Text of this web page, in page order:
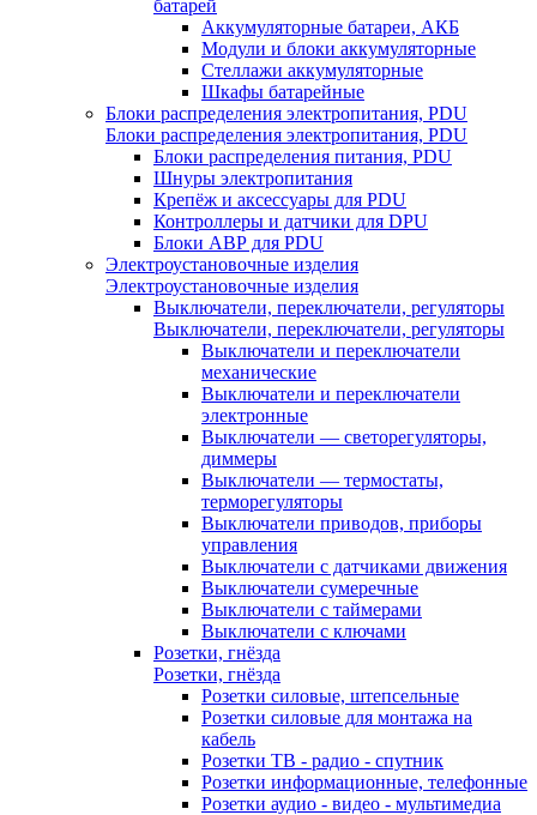
батарей
Аккумуляторные батареи, АКБ
Модули и блоки аккумуляторные
Стеллажи аккумуляторные
Шкафы батарейные
Блоки распределения электропитания, PDU
Блоки распределения электропитания, PDU
Блоки распределения питания, PDU
Шнуры электропитания
Крепёж и аксессуары для PDU
Контроллеры и датчики для DPU
Блоки АВР для PDU
Электроустановочные изделия
Электроустановочные изделия
Выключатели, переключатели, регуляторы
Выключатели, переключатели, регуляторы
Выключатели и переключатели
механические
Выключатели и переключатели
электронные
Выключатели — светорегуляторы,
диммеры
Выключатели — термостаты,
терморегуляторы
Выключатели приводов, приборы
управления
Выключатели с датчиками движения
Выключатели сумеречные
Выключатели с таймерами
Выключатели с ключами
Розетки, гнёзда
Розетки, гнёзда
Розетки силовые, штепсельные
Розетки силовые для монтажа на
кабель
Розетки ТВ - радио - спутник
Розетки информационные, телефонные
Розетки аудио - видео - мультимедиа